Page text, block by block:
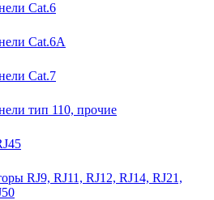
Cat.6
Cat.6A
Cat.7
тип 110, прочие
RJ9, RJ11, RJ12, RJ14, RJ21,